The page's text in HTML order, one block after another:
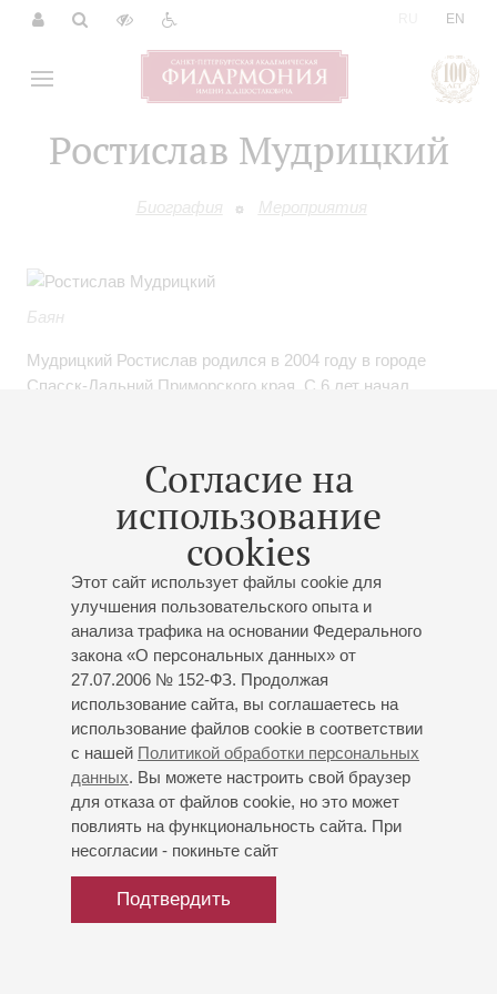
EN
Ростислав Мудрицкий
Биография Мероприятия
Согласие на
использование
cookies
Этот сайт использует файлы cookie для
улучшения пользовательского опыта и
анализа трафика на основании Федерального
закона «О персональных данных» от
27.07.2006 № 152-ФЗ. Продолжая
использование сайта, вы соглашаетесь на
использование файлов cookie в соответствии
с нашей Политикой обработки персональных
данных. Вы можете настроить свой браузер
для отказа от файлов cookie, но это может
повлиять на функциональность сайта. При
несогласии - покиньте сайт
Подтвердить
Баян
Мудрицкий Ростислав родился в 2004 году в городе
Спасск-Дальний Приморского края. С 6 лет начал
правительства Москвы. Участник международных
программ фонда «Новые имена» на Мальте, в Париже,
Берлине и Риме.
Лауреат международных и всероссийских конкурсов:
«Citta di Castelfidardo» (Италия, 2012), «Весенние голоса»
(2014, Москва), Клингенталь (Германия, 2014), «Югория
2016» (Сургут,2016), «Аккордеон Плюс» (Ростов-на-Дону,
2016).
Гран-при Девятого международного конкурса «Музы
мира» в Ансамбле солистов «Новые имена» (Москва,